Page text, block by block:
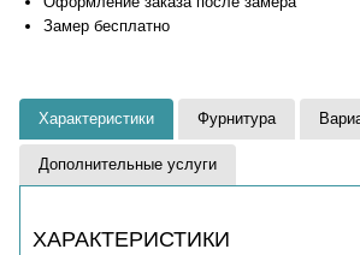
Замер бесплатно
Характеристики Фурнитура
Дополнительные услуги
ХАРАКТЕРИСТИКИ